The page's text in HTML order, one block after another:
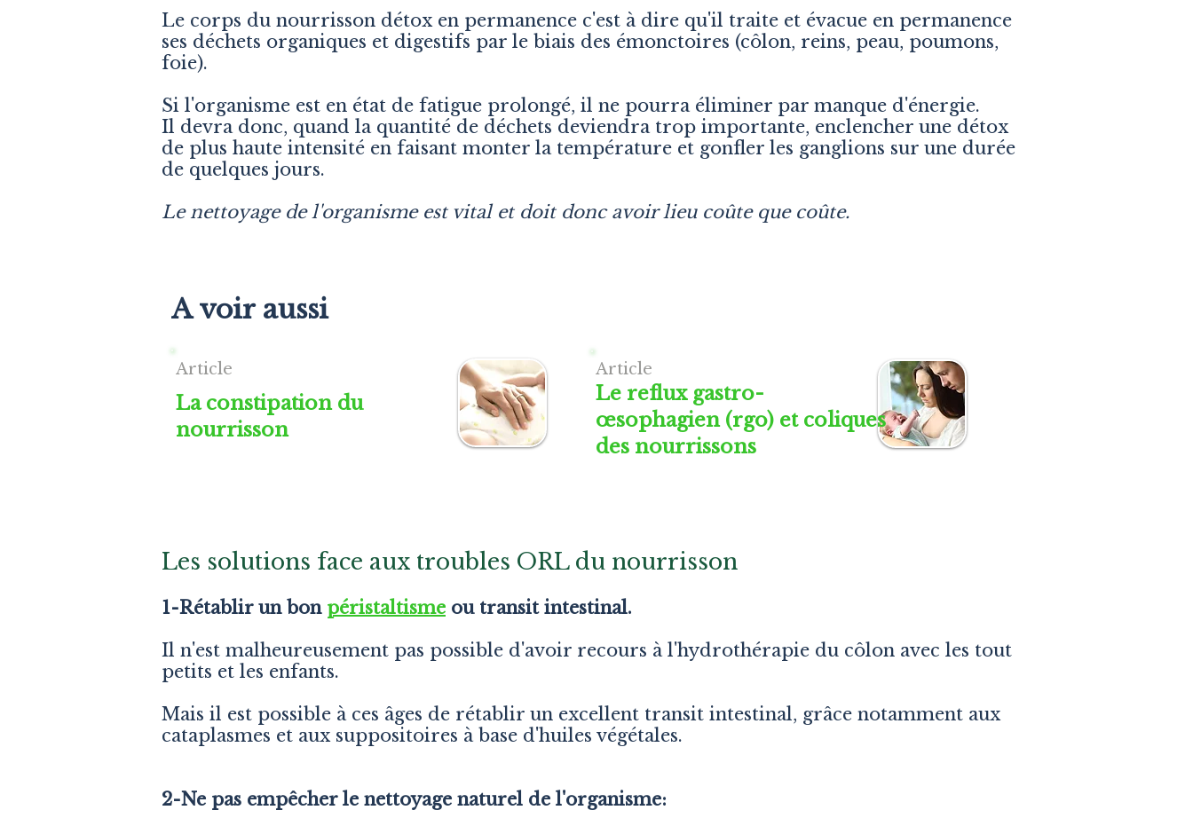
Le corps du nourrisson détox en permanence c'est à dire qu'il traite et évacue en permanence
ses déchets organiques et digestifs par le biais des émonctoires (côlon, reins, peau, poumons,
foie).
Si l'organisme est en état de fatigue prolongé, il ne pourra éliminer par manque d'énergie.
Il devra donc, quand la quantité de déchets deviendra trop importante, enclencher une détox
de plus haute intensité en faisant monter la température et gonfler les ganglions sur une durée
de quelques jours.
Le nettoyage de l'organisme est vital et doit donc avoir lieu coûte que coûte.
A voir aussi
La constipation du
nourrisson
Article
Le reflux gastro-
œsophagien (rgo) et coliques
des nourrissons
Article
Les solutions face aux troubles ORL du nourrisson
1-Rétablir un bon péristaltisme ou transit intestinal.
Il n'est malheureusement pas possible d'avoir recours à l'hydrothérapie du côlon avec les tout
petits et les enfants.
Mais il est possible à ces âges de rétablir un excellent transit intestinal, grâce notamment aux
cataplasmes et aux suppositoires à base d'huiles végétales.
2-Ne pas empêcher le nettoyage naturel de l'organisme: